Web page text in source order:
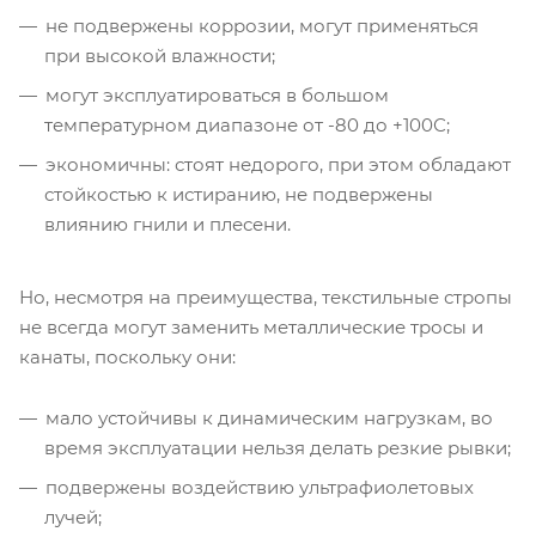
не подвержены коррозии, могут применяться
при высокой влажности;
могут эксплуатироваться в большом
температурном диапазоне от -80 до +100С;
экономичны: стоят недорого, при этом обладают
стойкостью к истиранию, не подвержены
влиянию гнили и плесени.
Но, несмотря на преимущества, текстильные стропы
не всегда могут заменить металлические тросы и
канаты, поскольку они:
мало устойчивы к динамическим нагрузкам, во
время эксплуатации нельзя делать резкие рывки;
подвержены воздействию ультрафиолетовых
лучей;